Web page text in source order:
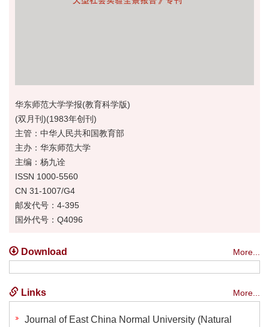
华东师范大学学报(教育科学版)
(双月刊)(1983年创刊)
主管：中华人民共和国教育部
主办：华东师范大学
主编：杨九诠
ISSN 1000-5560
CN 31-1007/G4
邮发代号：4-395
国外代号：Q4096
Download More...
Links More...
Journal of East China Normal University (Natural